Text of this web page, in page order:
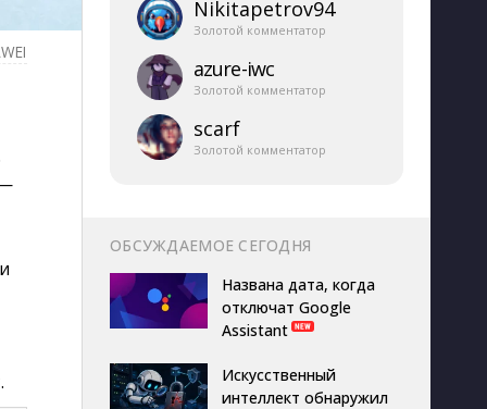
Nikitapetrov94
Золотой комментатор
azure-​iwc
Золотой комментатор
scarf
Золотой комментатор
ОБСУЖДАЕМОЕ СЕГОДНЯ
Названа дата, когда
отключат Google
Assistant
Искусственный
интеллект обнаружил